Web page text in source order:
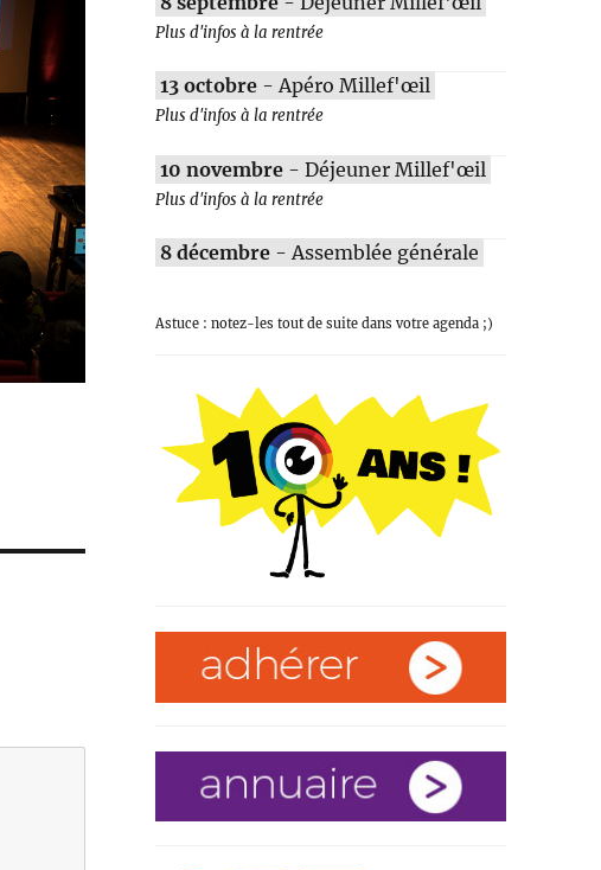
Plus d'infos à la rentrée
13 octobre- Apéro Millef'œil
Plus d'infos à la rentrée
10 novembre- Déjeuner Millef'œil
Plus d'infos à la rentrée
8 décembre- Assemblée générale
Astuce : notez-les tout de suite dans votre agenda ;)